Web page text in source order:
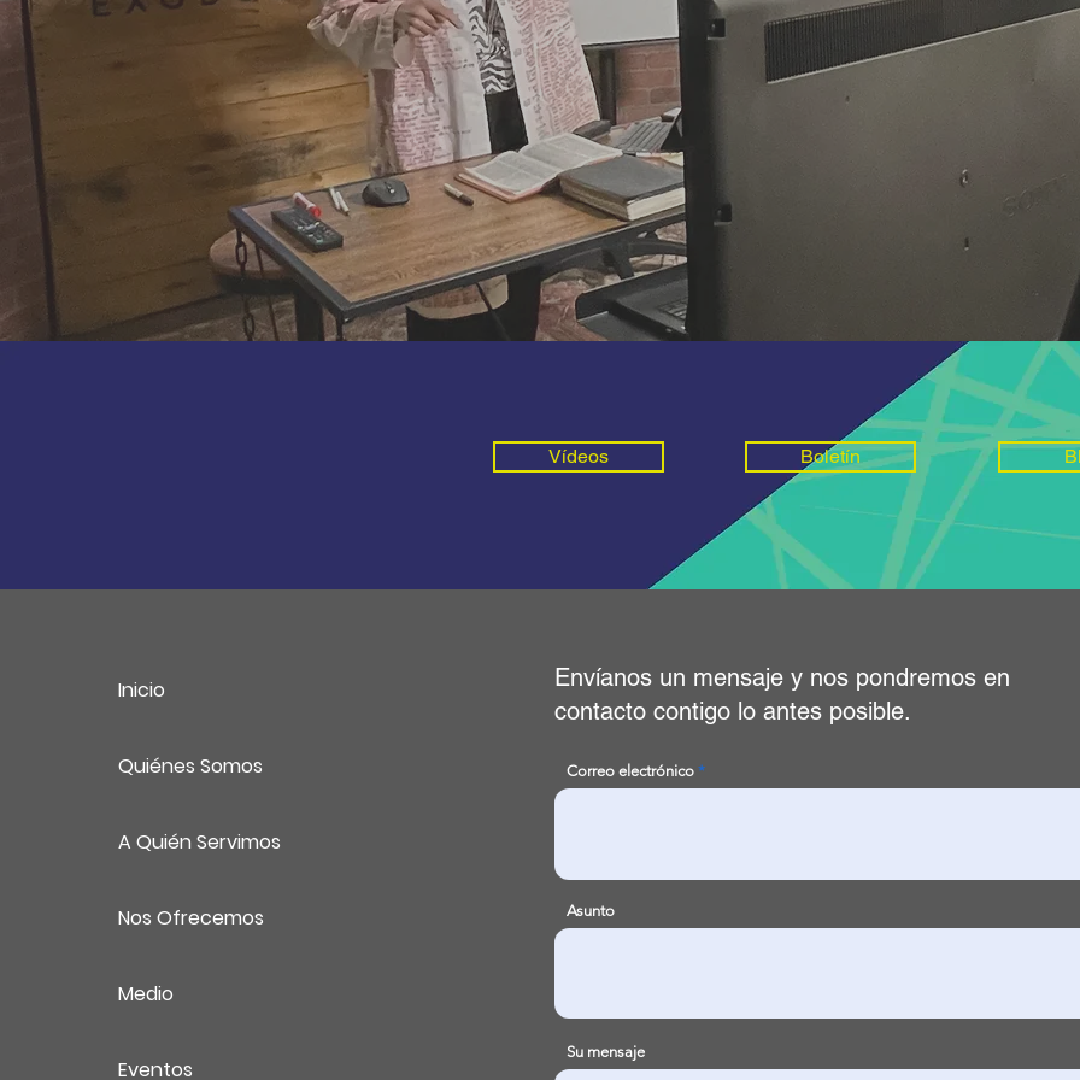
Vídeos Boletín
Inicio
Quiénes Somos
A Quién Servimos
Nos Ofrecemos
Medio
Eventos
Envíanos un mensaje y nos pondremos en
contacto contigo lo antes posible.
Correo electrónico
Asunto
Su mensaje